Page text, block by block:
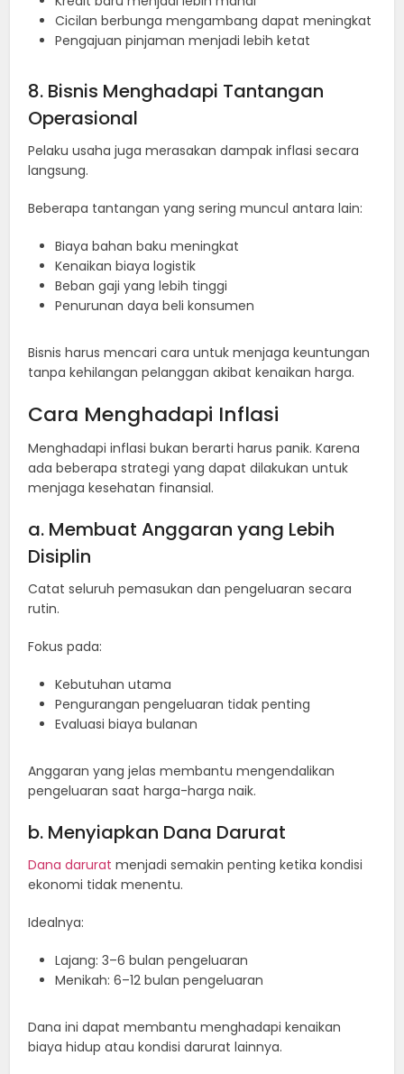
Cicilan berbunga mengambang dapat meningkat
Pengajuan pinjaman menjadi lebih ketat
8. Bisnis Menghadapi Tantangan
Operasional
Pelaku usaha juga merasakan dampak inflasi secara
langsung.
Beberapa tantangan yang sering muncul antara lain:
Biaya bahan baku meningkat
Kenaikan biaya logistik
Beban gaji yang lebih tinggi
Penurunan daya beli konsumen
Bisnis harus mencari cara untuk menjaga keuntungan
tanpa kehilangan pelanggan akibat kenaikan harga.
Cara Menghadapi Inflasi
Menghadapi inflasi bukan berarti harus panik. Karena
ada beberapa strategi yang dapat dilakukan untuk
menjaga kesehatan finansial.
a. Membuat Anggaran yang Lebih
Disiplin
Catat seluruh pemasukan dan pengeluaran secara
rutin.
Fokus pada:
Kebutuhan utama
Pengurangan pengeluaran tidak penting
Evaluasi biaya bulanan
Anggaran yang jelas membantu mengendalikan
pengeluaran saat harga-harga naik.
b. Menyiapkan Dana Darurat
Dana darurat menjadi semakin penting ketika kondisi
ekonomi tidak menentu.
Idealnya:
Lajang: 3–6 bulan pengeluaran
Menikah: 6–12 bulan pengeluaran
Dana ini dapat membantu menghadapi kenaikan
biaya hidup atau kondisi darurat lainnya.